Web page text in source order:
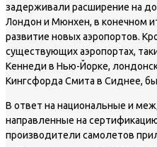
задерживали расширение на
Лондон и Мюнхен, в конечном
развитие новых аэропортов.
существующих аэропортах,
Кеннеди в Нью-Йорке,
Кингсфорда Смита в Сиднее,
В ответ на национальные и
направленные на
производители самолетов